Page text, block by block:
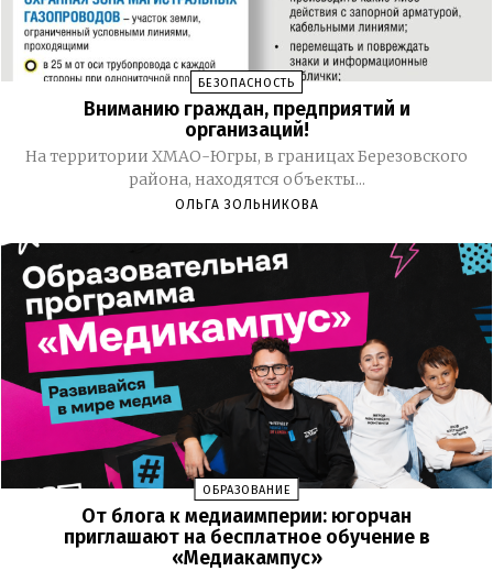
БЕЗОПАСНОСТЬ
Вниманию граждан, предприятий и
организаций!
На территории ХМАО-Югры, в границах Березовского
района, находятся объекты...
ОЛЬГА ЗОЛЬНИКОВА
ОБРАЗОВАНИЕ
От блога к медиаимперии: югорчан
приглашают на бесплатное обучение в
«Медиакампус»